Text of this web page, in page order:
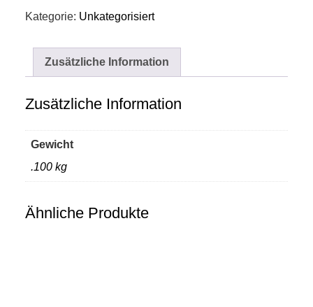
Kategorie: Unkategorisiert
Zusätzliche Information
Zusätzliche Information
Gewicht
.100 kg
Ähnliche Produkte